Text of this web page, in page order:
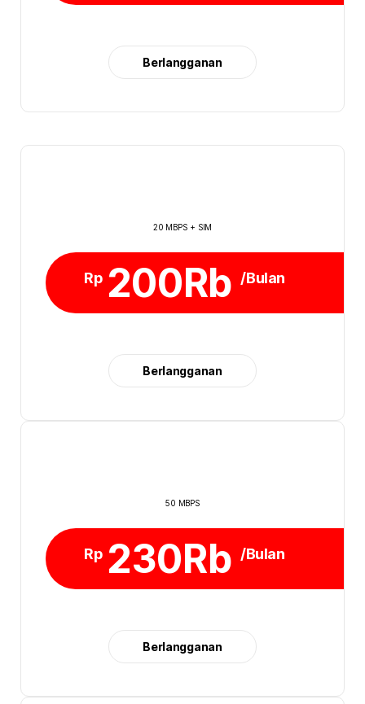
Berlangganan
20 MBPS + SIM
Rp 200Rb /Bulan
Berlangganan
50 MBPS
Rp 230Rb /Bulan
Berlangganan